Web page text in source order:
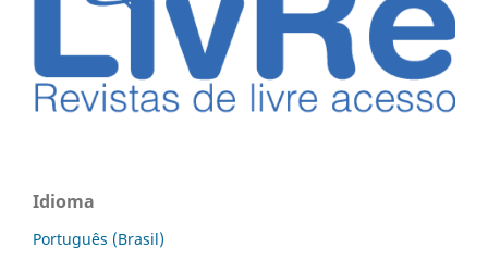
Idioma
Português (Brasil)